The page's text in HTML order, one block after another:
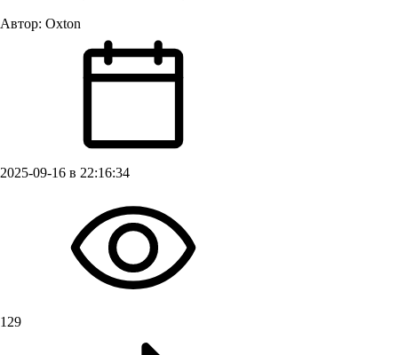
Автор: Oxton
2025-09-16 в 22:16:34
129